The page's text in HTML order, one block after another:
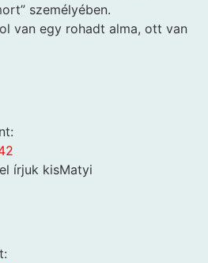
személyében.
van egy rohadt alma, ott van
írjuk kisMatyi